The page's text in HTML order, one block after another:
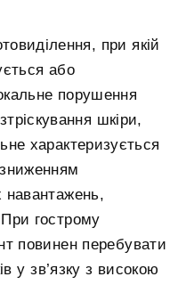
при якій
або
порушення
шкіри,
характеризується
навантажень,
гострому
повинен перебувати
у зв’язку з високою